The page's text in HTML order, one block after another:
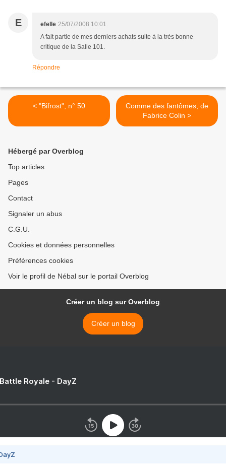
E efelle 25/07/2008 10:01
A fait partie de mes derniers achats suite à la très bonne
critique de la Salle 101.
Répondre
< "Bifrost", n° 50
Comme des fantômes, de
Fabrice Colin >
Hébergé par Overblog
Top articles
Pages
Contact
Signaler un abus
C.G.U.
Cookies et données personnelles
Préférences cookies
Voir le profil de Nébal sur le portail Overblog
Créer un blog sur Overblog
Créer un blog
Royale - DayZ